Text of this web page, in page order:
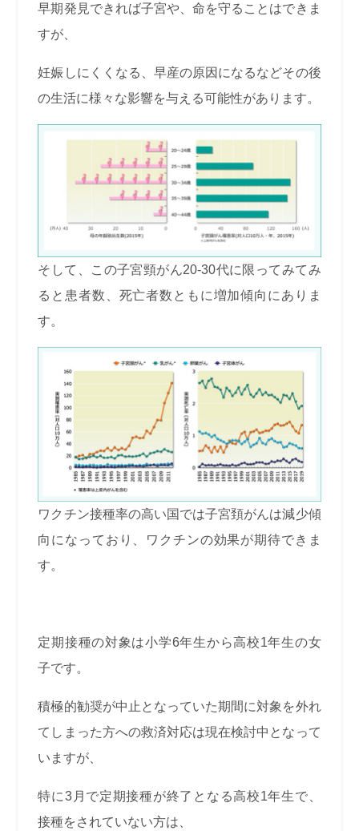
早期発見できれば子宮や、命を守ることはできま
すが、
妊娠しにくくなる、早産の原因になるなどその後
の生活に様々な影響を与える可能性があります。
そして、この子宮頸がん20-30代に限ってみてみ
ると患者数、死亡者数ともに増加傾向にありま
す。
ワクチン接種率の高い国では子宮頚がんは減少傾
向になっており、ワクチンの効果が期待できま
す。
定期接種の対象は小学6年生から高校1年生の女
子です。
積極的勧奨が中止となっていた期間に対象を外れ
てしまった方への救済対応は現在検討中となって
いますが、
特に3月で定期接種が終了となる高校1年生で、
接種をされていない方は、